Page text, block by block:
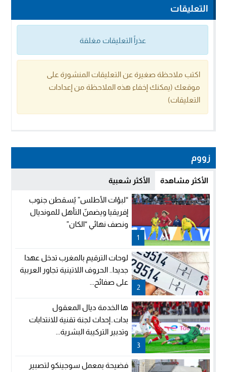
التعليقات
عذراً التعليقات مغلقة
اكتب ملاحظة صغيرة عن التعليقات المنشورة على
موقعك (يمكنك إخفاء هذه الملاحظة من إعدادات
التعليقات)
زووم
الأكثر مشاهدة الأكثر شعبية
1
“لبؤات الأطلس” يُسقطن جنوب
إفريقيا ويضمنّ التأهل للمونديال
ونصف نهائي “الكان”
2
لوحات الترقيم بالمغرب تدخل عهدا
جديدا.. الحروف اللاتينية تجاور العربية
على صفائح...
3
ها الخدمة ديال المعقول
بدات..إحداث لجنة تقنية للانتدابات
وتدبير التركيبة البشرية...
فضيحة بمعمل سوجينكو لتصبير